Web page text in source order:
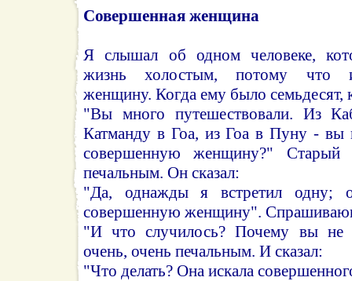
Совершенная женщина
Я слышал об одном человеке,
жизнь холостым, потому что
женщину. Когда ему было семьдесят,
"Вы много путешествовали. Из
Катманду в Гоа, из Гоа в Пуну -
совершенную женщину?" Старый
печальным. Он сказал:
"Да, однажды я встретил одну;
совершенную женщину".
"И что случилось? Почему вы не
очень, очень печальным. И сказал:
"Что делать? Она искала